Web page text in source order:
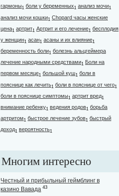
гармоны1 боли у беременных1 анализ мочи1
анализ мочи кошки1 Chopard часы женские
цена1 артрит1 Артрит и его лечение1 бесплодия
у женщин1 асан1 асаны и их влияние1
беременность боли1 болезнь альцгеймера
лечение народными средствами1 Боли на
первом месяце1 большой куш1 боли в
пояснице как лечить1 боли в пояснице от чего1
боли в пояснице симптомы1 артрит вред1
внимание ребенку1 ведения родов1 борьба
артритом1 быстрое лечение зубов1 быстрый
доход1 вероятность1
Многим интересно
Честный и прибыльный геймблинг в
казино Вавада 43